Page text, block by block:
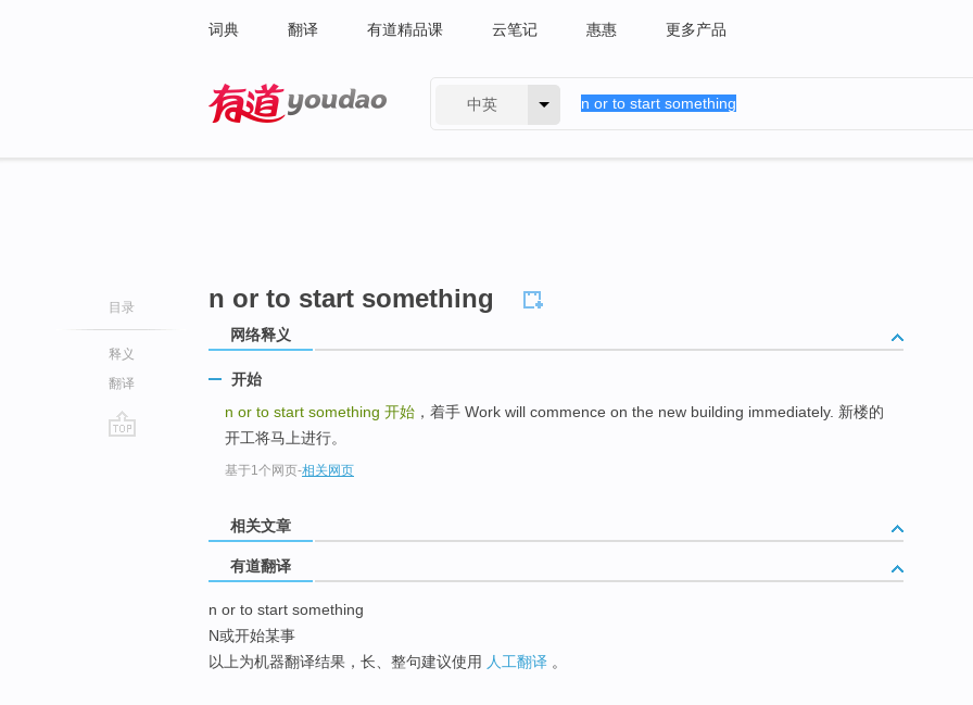
词典 翻译 有道精品课 云笔记 惠惠 更多产品
中英
目录
释义
翻译
n or to start something
网络释义
开始
n or to start something 开始 ，着手 Work will commence on the new building immediately. 新楼的
开工将马上进行。
基于1个网页-相关网页
相关文章
有道翻译
n or to start something
N或开始某事
以上为机器翻译结果，长、整句建议使用 人工翻译 。